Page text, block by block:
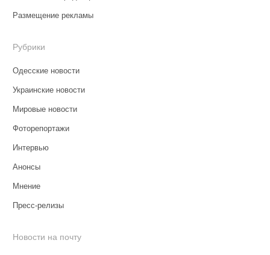
Размещение рекламы
Рубрики
Одесские новости
Украинские новости
Мировые новости
Фоторепортажи
Интервью
Анонсы
Мнение
Пресс-релизы
Новости на почту